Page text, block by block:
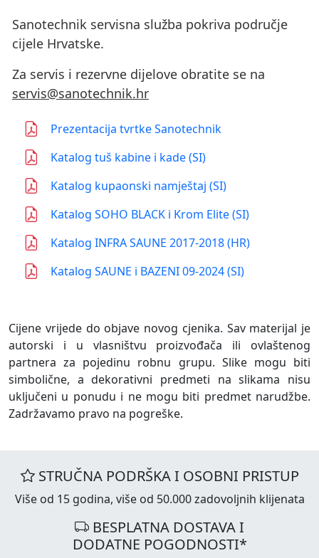
Sanotechnik servisna služba pokriva područje
cijele Hrvatske.
Za servis i rezervne dijelove obratite se na
servis@sanotechnik.hr
Prezentacija tvrtke Sanotechnik
Katalog tuš kabine i kade (SI)
Katalog kupaonski namještaj (SI)
Katalog SOHO BLACK i Krom Elite (SI)
Katalog INFRA SAUNE 2017-2018 (HR)
Katalog SAUNE i BAZENI 09-2024 (SI)
Cijene vrijede do objave novog cjenika. Sav materijal je
autorski i u vlasništvu proizvođača ili ovlaštenog
partnera za pojedinu robnu grupu. Slike mogu biti
simbolične, a dekorativni predmeti na slikama nisu
uključeni u ponudu i ne mogu biti predmet narudžbe.
Zadržavamo pravo na pogreške.
STRUČNA PODRŠKA I OSOBNI PRISTUP
Više od 15 godina, više od 50.000 zadovoljnih klijenata
BESPLATNA DOSTAVA I
DODATNE POGODNOSTI*